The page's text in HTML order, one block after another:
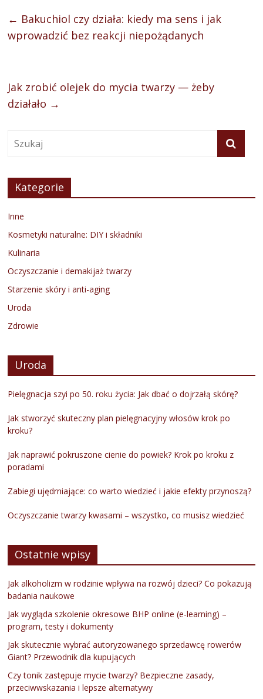
← Bakuchiol czy działa: kiedy ma sens i jak
wprowadzić bez reakcji niepożądanych
Jak zrobić olejek do mycia twarzy — żeby
działało →
Kategorie
Inne
Kosmetyki naturalne: DIY i składniki
Kulinaria
Oczyszczanie i demakijaż twarzy
Starzenie skóry i anti-aging
Uroda
Zdrowie
Uroda
Pielęgnacja szyi po 50. roku życia: Jak dbać o dojrzałą skórę?
Jak stworzyć skuteczny plan pielęgnacyjny włosów krok po
kroku?
Jak naprawić pokruszone cienie do powiek? Krok po kroku z
poradami
Zabiegi ujędrniające: co warto wiedzieć i jakie efekty przynoszą?
Oczyszczanie twarzy kwasami – wszystko, co musisz wiedzieć
Ostatnie wpisy
Jak alkoholizm w rodzinie wpływa na rozwój dzieci? Co pokazują
badania naukowe
Jak wygląda szkolenie okresowe BHP online (e-learning) –
program, testy i dokumenty
Jak skutecznie wybrać autoryzowanego sprzedawcę rowerów
Giant? Przewodnik dla kupujących
Czy tonik zastępuje mycie twarzy? Bezpieczne zasady,
przeciwwskazania i lepsze alternatywy